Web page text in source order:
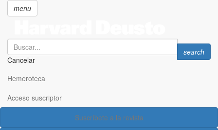
principal
menu
Search
Cancelar
Search
search
Hemeroteca
Acceso suscriptor
Suscríbete a la revista
Acceso suscriptor